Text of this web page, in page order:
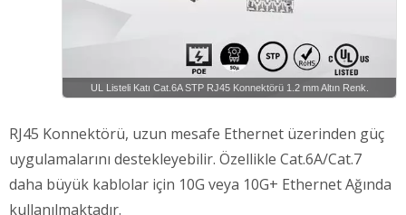
UL Listeli Katı Cat.6A STP RJ45 Konnektörü 1.2 mm Altın Renk.
RJ45 Konnektörü, uzun mesafe Ethernet üzerinden güç
uygulamalarını destekleyebilir. Özellikle Cat.6A/Cat.7
daha büyük kablolar için 10G veya 10G+ Ethernet Ağında
kullanılmaktadır.